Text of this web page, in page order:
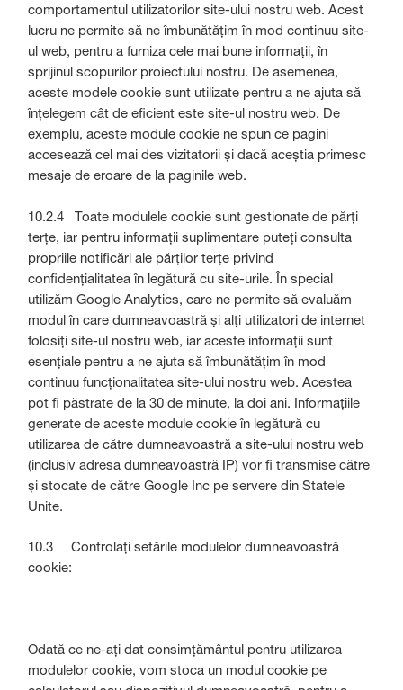
comportamentul utilizatorilor site-ului nostru web. Acest
lucru ne permite să ne îmbunătățim în mod continuu site-
ul web, pentru a furniza cele mai bune informații, în
sprijinul scopurilor proiectului nostru. De asemenea,
aceste modele cookie sunt utilizate pentru a ne ajuta să
înțelegem cât de eficient este site-ul nostru web. De
exemplu, aceste module cookie ne spun ce pagini
accesează cel mai des vizitatorii și dacă aceștia primesc
mesaje de eroare de la paginile web.
10.2.4 Toate modulele cookie sunt gestionate de părți
terțe, iar pentru informații suplimentare puteți consulta
propriile notificări ale părților terțe privind
confidențialitatea în legătură cu site-urile. În special
utilizăm Google Analytics, care ne permite să evaluăm
modul în care dumneavoastră și alți utilizatori de internet
folosiți site-ul nostru web, iar aceste informații sunt
esențiale pentru a ne ajuta să îmbunătățim în mod
continuu funcționalitatea site-ului nostru web. Acestea
pot fi păstrate de la 30 de minute, la doi ani. Informațiile
generate de aceste module cookie în legătură cu
utilizarea de către dumneavoastră a site-ului nostru web
(inclusiv adresa dumneavoastră IP) vor fi transmise către
și stocate de către Google Inc pe servere din Statele
Unite.
10.3 Controlați setările modulelor dumneavoastră
cookie:
Odată ce ne-ați dat consimțământul pentru utilizarea
modulelor cookie, vom stoca un modul cookie pe